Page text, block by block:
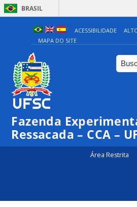
BRASIL
ACESSIBILIDADE
MAPA DO SITE
Fazenda
Ressacada – CCA –
Área Restrita